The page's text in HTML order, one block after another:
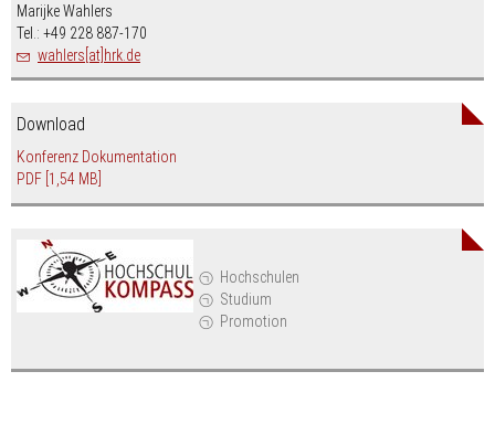
Hochschulen
Studium
Promotion
Marijke Wahlers
Tel.: +49 228 887-170
wahlers[at]hrk.de
Download
Konferenz Dokumentation
PDF [1,54 MB]